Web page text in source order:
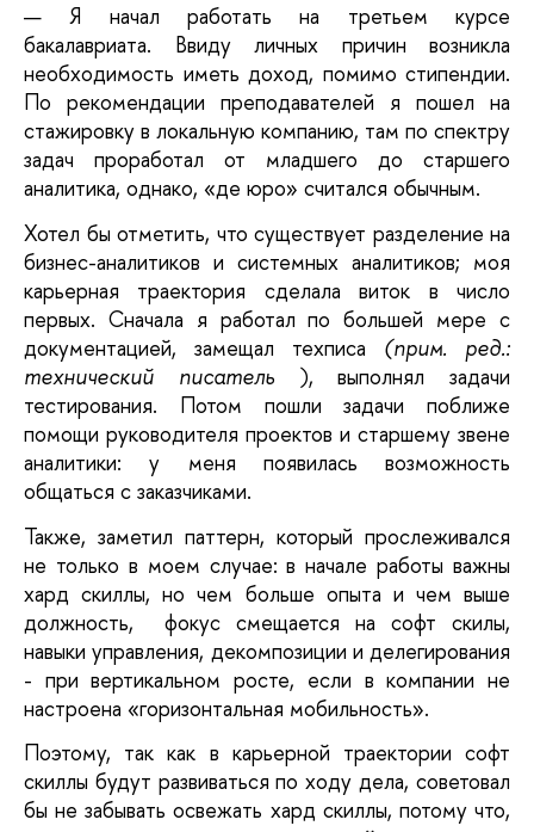
— Я начал работать на третьем курсе
бакалавриата. Ввиду личных причин возникла
необходимость иметь доход, помимо стипендии.
По рекомендации преподавателей я пошел на
стажировку в локальную компанию, там по спектру
задач проработал от младшего до старшего
аналитика, однако, «де юро» считался обычным.
Хотел бы отметить, что существует разделение на
бизнес-аналитиков и системных аналитиков; моя
карьерная траектория сделала виток в число
первых. Сначала я работал по большей мере с
документацией, замещал техписа
(прим. ред.:
технический писатель
), выполнял задачи
тестирования. Потом пошли задачи поближе
помощи руководителя проектов и старшему звене
аналитики: у меня появилась возможность
общаться с заказчиками.
Также, заметил паттерн, который прослеживался
не только в моем случае: в начале работы важны
хард скиллы, но чем больше опыта и чем выше
должность,  фокус смещается на софт скилы,
навыки управления, декомпозиции и делегирования
- при вертикальном росте, если в компании не
настроена «горизонтальная мобильность».
Поэтому, так как в карьерной траектории софт
скиллы будут развиваться по ходу дела, советовал
бы не забывать освежать хард скиллы, потому что,